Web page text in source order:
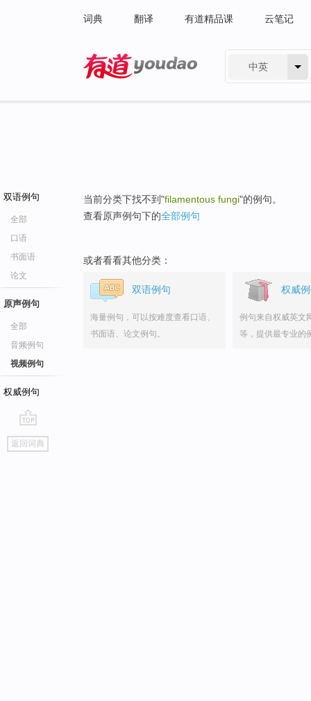
词典 翻译 有道精品课 云笔记
中英
双语例句
全部
口语
书面语
论文
原声例句
全部
音频例句
视频例句
权威例句
go
top
返回词典
当前分类下找不到"filamentous fungi"的例句。
查看原声例句下的全部例句
或者看看其他分类：
双语例句
海量例句，可以按难度查看口语、
书面语、论文例句。
权威
例句来自权威英文
等，提供最专业的